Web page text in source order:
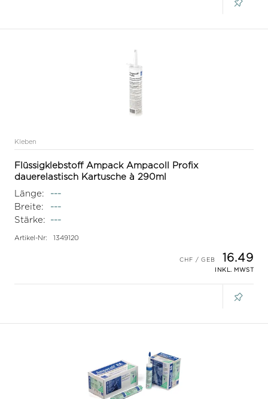
Kleben
Flüssigklebstoff Ampack Ampacoll Profix
dauerelastisch Kartusche à 290ml
Länge:
---
Breite:
---
Stärke:
---
Artikel-Nr: 1349120
16.49
INKL. MWST